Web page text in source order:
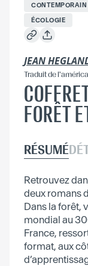
CONTEMPORAIN
ÉCOLOGIE
JEAN
Traduitde
FORÊT
RÉSUMÉ
Retrouvez
deux romans
Dans la forêt,
mondial au
France,
format, aux